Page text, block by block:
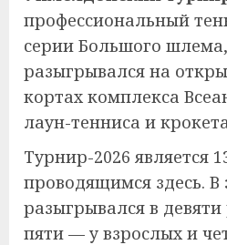
профессиональный
серии Большого
разыгрывался на
кортах комплекса
лаун-тенниса и
Турнир-2026 является
проводящимся здесь. В
разыгрывался в девяти
пяти — у взрослых и